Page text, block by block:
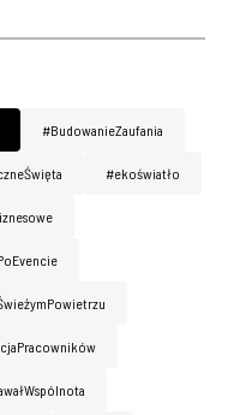
#BudowanieZaufania
#ekoświatło